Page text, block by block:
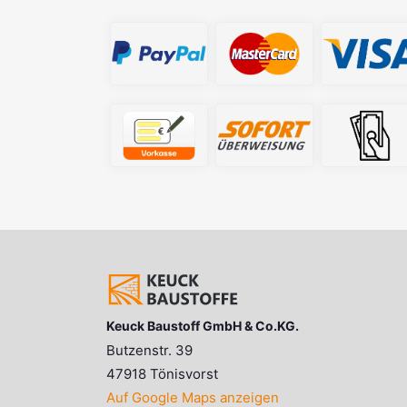
Keuck Baustoff GmbH & Co.KG.
Butzenstr. 39
47918 Tönisvorst
Auf Google Maps anzeigen